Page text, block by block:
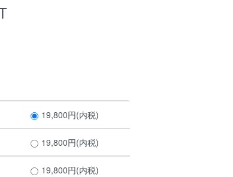
19,800円(内税)
19,800円(内税)
19,800円(内税)